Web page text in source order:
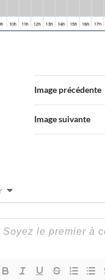
Image précédente
Image suivante